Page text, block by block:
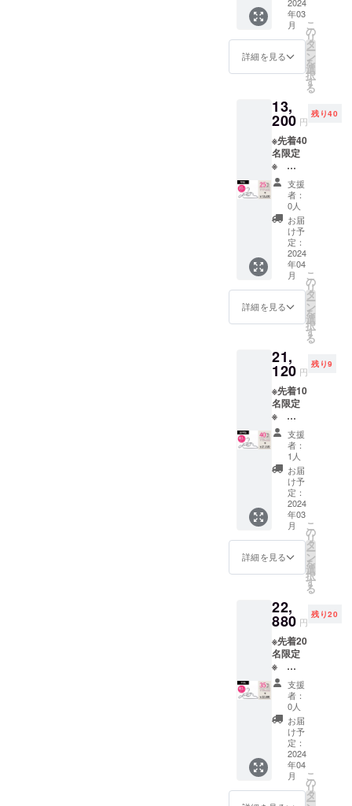
る可能
性もご
ざいま
す。ご
了承く
状況、
使用部
材の供
給状
況、製
造工程
上の都
合等に
より出
荷時期
が遅れ
る場合
があり
ます。
※皆様の
により
量産効
場合、
正規販
売価格
が販売
予定価
格より
下がる
可能性
もござ
いま
す。
販売予
定価格
に送料
を含む
合計金
す。
※ご支援
後の
キャン
セルは
できま
せん。
※デザイ
ン・仕
様は変
更にな
る可能
性もご
ざいま
す。ご
了承く
ださ
使用部
材の供
給状
況、製
造工程
上の都
合等に
より出
荷時期
が遅れ
る場合
があり
ます。
※皆様の
ご支援
量産効
率が向
正規販
売価格
が販売
予定価
格より
下がる
可能性
もござ
いま
す。
→11,96
0円(税
込み・
送料込
み) 一
般販売
予定価
17,600
円（税
込み）
＜商品
内容＞
・多機
能マル
チハン
ガー×20
本 ※消
費税込
み ※割
引率は
販売予
定価格
に送料
を含む
ので
す。
※ご支援
後の
キャン
セルは
できま
せん。
※デザイ
ン・仕
様は変
更にな
る可能
性もご
ざいま
す。ご
了承く
状況、
使用部
材の供
給状
況、製
造工程
上の都
合等に
より出
荷時期
が遅れ
る場合
があり
ます。
※皆様の
年03
月
詳細を見る
こ
の
リ
タ
ー
ン
を
選
択
す
る
13,
200 円
残り40
※先着40
名限定
※
【早割
25%OF
4,400円
割引
→13,20
0円(税
込み・
送料込
み) 一
般販売
予定価
格：
円（税
込み）
＜商品
内容＞
・多機
能マル
チハン
ガー×20
費税込
み ※割
引率は
販売予
定価格
に送料
を含む
合計金
す。
※ご支援
後の
キャン
セルは
できま
せん。
※デザイ
ン・仕
様は変
更にな
る可能
性もご
ざいま
す。ご
了承く
支援
者：
0人
お届
け予
定：
2024
年04
月
詳細を見る
こ
の
リ
タ
ー
ン
を
選
択
す
る
21,
120 円
残り9
※先着10
名限定
※
【超早
割
40%OF
F】
14,080
円割引
→21,12
0円(税
込み・
送料込
み) 一
般販売
予定価
35,200
円（税
込み）
＜商品
内容＞
・多機
能マル
チハン
ガー×40
本 ※消
費税込
み ※割
引率は
販売予
定価格
に送料
支援
者：
1人
お届
け予
定：
2024
年03
月
詳細を見る
こ
の
リ
タ
ー
ン
を
選
択
す
る
22,
880 円
残り20
※先着20
名限定
※
【早割
35%OF
12,920
円割引
→22,28
0円(税
込み・
送料込
み) 一
支援
者：
0人
お届
け予
定：
2024
年04
月
こ
の
リ
タ
ー